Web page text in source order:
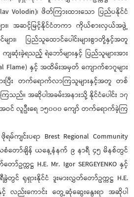
Volodin)၊ ဖိတ်ကြားထားသော ပြည်ပနိုင်ငံ
ား၊ အဆင့်မြင့်နိုင်ငံတကာ ကိုယ်စားလှယ်အဖွဲ့
များ၊ ပြည်သူထောင်ပေါင်းများစွာတို့နှင့်အတူ
ဆုံးခဲ့ရသည့် ရဲဘော်များနှင့် ပြည်သူများအား
Flame) နှင့် အထိမ်းအမှတ် ကျောက်စာဂူများ
ားပြီး တက်ရောက်လာကြသူများနှင့်အတူ တစ်
သည်။ အဆိုပါအခမ်းအနားသို့ နိုင်ငံပေါင်း ၁၇
ဝင် လူဦးရေ ၁၅၀၀၀ ကျော် တက်ရောက်ခဲ့ကြ
ျင်းပရာ Brest Regional Community
သစံတော်ချိန် ယနေ့နံနက် ၉ နာရီ ၄၅ မိနစ်တွင်
ကဋ္ဌ H.E. Mr. Igor SERGEYENKO နှင့်
င် ရုရှားနိုင်ငံ ဒူးမားလွှတ်တော်ဥက္ကဋ္ဌ H.E.
နှင့် လည်းကောင်း တွေ့ဆုံဆွေးနွေးရာ အဆိုပါ